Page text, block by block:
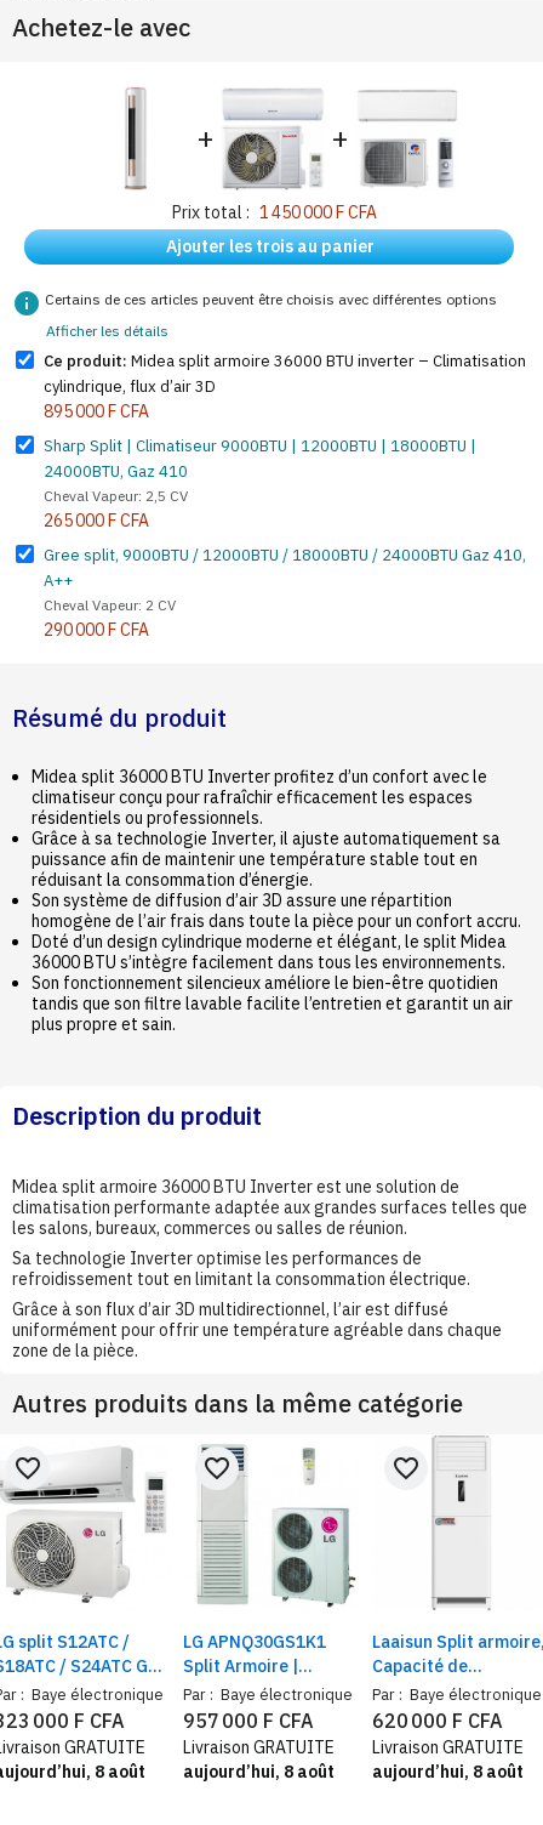
Achetez-le avec
+ +
Prix total : 1 450 000 F CFA
Ajouter les trois au panier
info Certains de ces articles peuvent être choisis avec différentes options
Afficher les détails
Ce produit: Midea split armoire 36000 BTU inverter – Climatisation
cylindrique, flux d’air 3D
895 000 F CFA
Sharp Split | Climatiseur 9000BTU | 12000BTU | 18000BTU |
24000BTU, Gaz 410
Cheval Vapeur: 2,5 CV
265 000 F CFA
Gree split, 9000BTU / 12000BTU / 18000BTU / 24000BTU Gaz 410,
A++
Cheval Vapeur: 2 CV
290 000 F CFA
Résumé du produit
Midea split 36000 BTU Inverter profitez d’un confort avec le
climatiseur conçu pour rafraîchir efficacement les espaces
résidentiels ou professionnels.
Grâce à sa technologie Inverter, il ajuste automatiquement sa
puissance afin de maintenir une température stable tout en
réduisant la consommation d’énergie.
Son système de diffusion d’air 3D assure une répartition
homogène de l’air frais dans toute la pièce pour un confort accru.
Doté d’un design cylindrique moderne et élégant, le split Midea
36000 BTU s’intègre facilement dans tous les environnements.
Son fonctionnement silencieux améliore le bien-être quotidien
tandis que son filtre lavable facilite l’entretien et garantit un air
plus propre et sain.
Description du produit
Midea split armoire 36000 BTU Inverter est une solution de
climatisation performante adaptée aux grandes surfaces telles que
les salons, bureaux, commerces ou salles de réunion.
Sa technologie Inverter optimise les performances de
refroidissement tout en limitant la consommation électrique.
Grâce à son flux d’air 3D multidirectionnel, l’air est diffusé
uniformément pour offrir une température agréable dans chaque
zone de la pièce.
Autres produits dans la même catégorie
split S12ATC /
/ S24ATC Gaz
: Baye électronique
favorite_border
000 F CFA
GRATUITE
8 août
LG APNQ30GS1K1
Split Armoire |
Capacité de
refroidissement
24000BTU
Par : Baye électronique
favorite_border
957 000 F CFA
Livraison GRATUITE
aujourd’hui, 8 août
Laaisun Split
Capacité de
refroidissement
36000BTU, Puissance
4CV, R410
Par : Baye électronique
favorite_border
620 000 F CFA
Livraison GRATUITE
aujourd’hui, 8 août